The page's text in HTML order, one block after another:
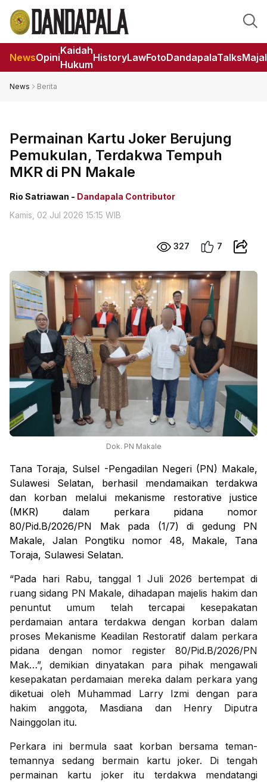
NewsOpini
Kaidah
Hukum
HistoryLawFotoDandapalaTalks
News Berita
Permainan Kartu Joker Berujung
Pemukulan, Terdakwa Tempuh
MKR di PN Makale
Rio Satriawan - Dandapala Contributor
Kamis, 02 Jul 2026 15:15 WIB
327 7
Dok. PN Makale
Tana Toraja, Sulsel -Pengadilan Negeri (PN) Makale,
Sulawesi Selatan, berhasil mendamaikan terdakwa
dan korban melalui mekanisme restorative justice
(MKR) dalam perkara pidana nomor
80/Pid.B/2026/PN Mak pada (1/7) di gedung PN
Makale, Jalan Pongtiku nomor 48, Makale, Tana
Toraja, Sulawesi Selatan.
“Pada hari Rabu, tanggal 1 Juli 2026 bertempat di
ruang sidang PN Makale, dihadapan majelis hakim dan
penuntut umum telah tercapai kesepakatan
perdamaian antara terdakwa dengan korban dalam
proses Mekanisme Keadilan Restoratif dalam perkara
pidana dengan nomor register 80/Pid.B/2026/PN
Mak…”, demikian dinyatakan para pihak mengawali
kesepakatan perdamaian mereka dalam perkara yang
diketuai oleh Muhammad Larry Izmi dengan para
hakim anggota, Masdiana dan Henry Diputra
Nainggolan itu.
Perkara ini bermula saat korban bersama teman-
temannya sedang bermain kartu joker. Di tengah
permainan kartu joker itu terdakwa mendatangi